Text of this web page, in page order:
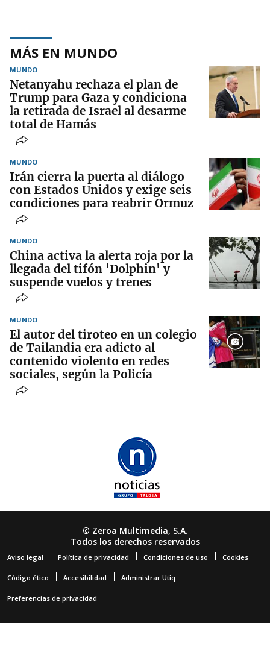
MÁS EN MUNDO
MUNDO
Netanyahu rechaza el plan de
Trump para Gaza y condiciona
la retirada de Israel al desarme
total de Hamás
MUNDO
Irán cierra la puerta al diálogo
con Estados Unidos y exige seis
condiciones para reabrir Ormuz
MUNDO
China activa la alerta roja por la
llegada del tifón 'Dolphin' y
suspende vuelos y trenes
MUNDO
El autor del tiroteo en un colegio
de Tailandia era adicto al
contenido violento en redes
sociales, según la Policía
© Zeroa Multimedia, S.A.
Todos los derechos reservados
Aviso legal Política de privacidad Condiciones de uso Cookies
Código ético Accesibilidad Administrar Utiq
Preferencias de privacidad